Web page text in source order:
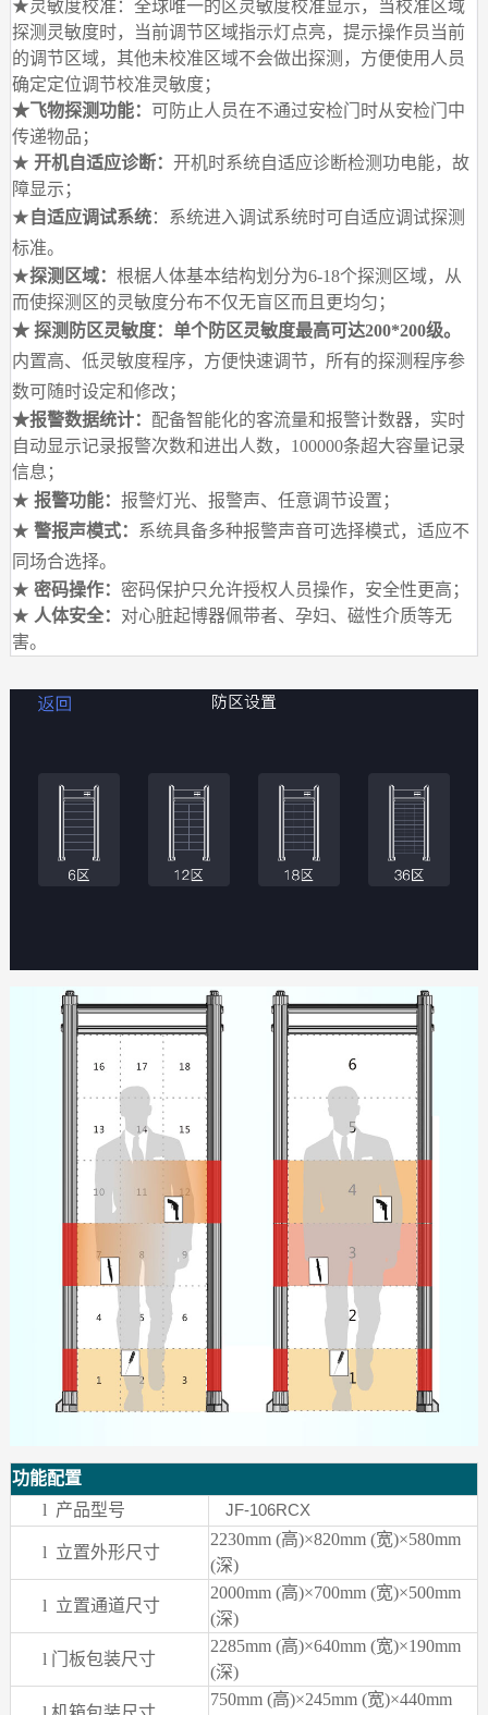
★灵敏度校准：全球唯一的区灵敏度校准显示，当校准区域
探测灵敏度时，当前调节区域指示灯点亮，提示操作员当前
的调节区域，其他未校准区域不会做出探测，方便使用人员
确定定位调节校准灵敏度；
★飞物探测功能： 可防止人员在不通过安检门时从安检门中
传递物品；
★ 开机自适应诊断： 开机时系统自适应诊断检测功电能，故
障显示；
★ 自适应调试系统：系统进入调试系统时可自适应调试探测
标准。
★探测区域： 根椐人体基本结构划分为6-18个探测区域，从
而使探测区的灵敏度分布不仅无盲区而且更均匀；
★ 探测防区灵敏度：单个防区灵敏度最高可达200*200级。
内置高、低灵敏度程序，方便快速调节，所有的探测程序参
数可随时设定和修改；
★报警数据统计： 配备智能化的客流量和报警计数器，实时
自动显示记录报警次数和进出人数，100000条超大容量记录
信息；
★ 报警功能： 报警灯光、报警声、任意调节设置；
★ 警报声模式：
系统具备多种报警声音可选择模式，适应不
同场合选择。
★ 密码操作： 密码保护只允许授权人员操作，安全性更高；
★ 人体安全： 对心脏起博器佩带者、孕妇、磁性介质等无
害。
功能配置
l 产品型号 JF-106RCX
l 立置外形尺寸
2230mm (高)×820mm (宽)×580mm
(深)
l 立置通道尺寸
2000mm (高)×700mm (宽)×500mm
(深)
l 门板包装尺寸
2285mm (高)×640mm (宽)×190mm
(深)
750mm (高)×245mm (宽)×440mm